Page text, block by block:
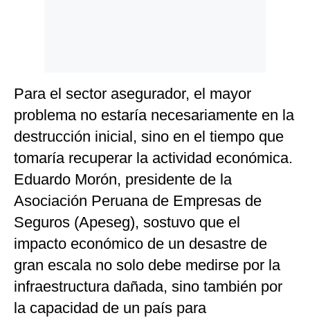
Para el sector asegurador, el mayor
problema no estaría necesariamente en la
destrucción inicial, sino en el tiempo que
tomaría recuperar la actividad económica.
Eduardo Morón, presidente de la
Asociación Peruana de Empresas de
Seguros (Apeseg), sostuvo que el
impacto económico de un desastre de
gran escala no solo debe medirse por la
infraestructura dañada, sino también por
la capacidad de un país para